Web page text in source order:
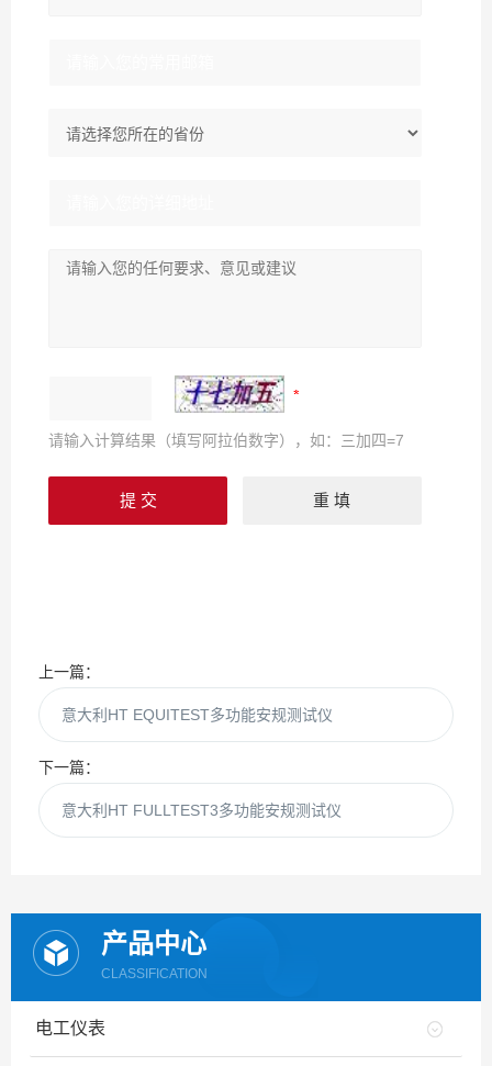
请输入计算结果（填写阿拉伯数字），如：三加四=7
上一篇：
意大利HT EQUITEST多功能安规测试仪
下一篇：
意大利HT FULLTEST3多功能安规测试仪
产品中心
CLASSIFICATION
电工仪表